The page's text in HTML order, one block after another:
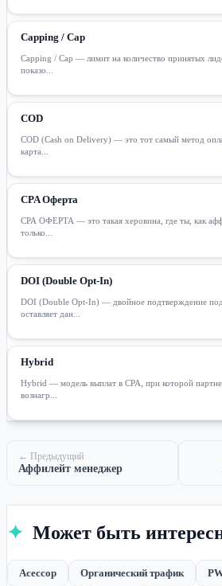
Capping / Cap
Capping / Cap — лимит на количество принятых
показо...
COD
COD (Cash on Delivery) — это тот самый метод
карта...
CPA Оферта
CPA ОФЕРТА — это такая херовина, где ты, как
только...
DOI (Double Opt-In)
DOI (Double Opt-In) — двойное подтверждение
оставляет дан...
Hybrid
Hybrid — модель выплат в CPA, при которой
вознагр...
← Предыдущий
Аффилейт менеджер
✦ Может быть
Асессор Органический трафик